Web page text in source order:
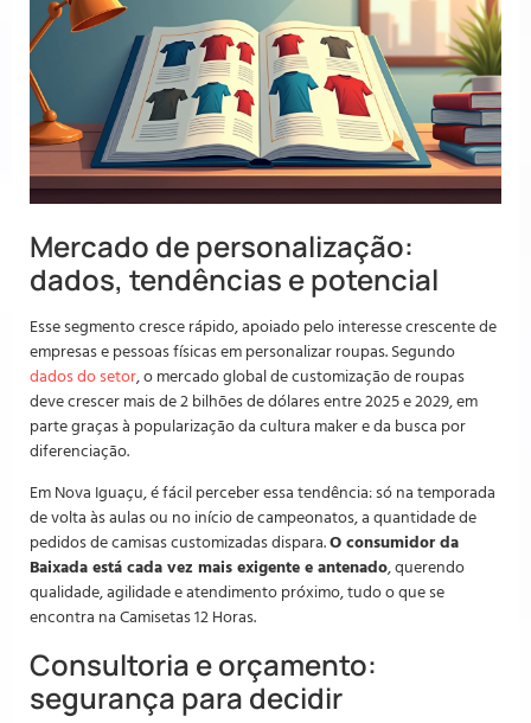
Mercado de personalização:
dados, tendências e potencial
Esse segmento cresce rápido, apoiado pelo interesse crescente de
empresas e pessoas físicas em personalizar roupas. Segundo
dados do setor, o mercado global de customização de roupas
deve crescer mais de 2 bilhões de dólares entre 2025 e 2029, em
parte graças à popularização da cultura maker e da busca por
diferenciação.
Em Nova Iguaçu, é fácil perceber essa tendência: só na temporada
de volta às aulas ou no início de campeonatos, a quantidade de
pedidos de camisas customizadas dispara.O consumidor da
Baixada está cada vez mais exigente e antenado, querendo
qualidade, agilidade e atendimento próximo, tudo o que se
encontra na Camisetas 12 Horas.
Consultoria e orçamento:
segurança para decidir